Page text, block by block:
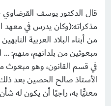
قال الدكتور يوسف القرضاوي
مذكراته:(وكان يدرس في معهد
من أبناء البلاد العربية
مبعوثين من بلدانهم، منهم:
في قسم القانون، وهو مبعوث
الأستاذ صالح الحصين بعد
معنيًّا به، راجيًا أن يكون له